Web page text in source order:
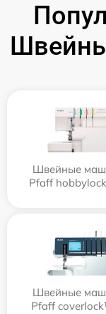
Швейные
Pfaff
Швейные
Pfaff